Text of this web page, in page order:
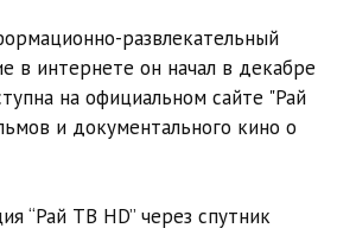
развлекательный
в интернете он начал в декабре
на официальном сайте "Рай
и документального кино о
“Рай ТВ HD” через спутник